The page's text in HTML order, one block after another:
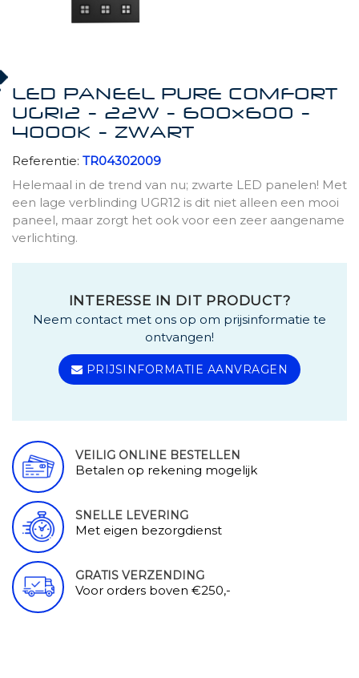
LED PANEEL PURE COMFORT
UGR12 - 22W - 600x600 -
4000K - ZWART
Referentie: TR04302009
Helemaal in de trend van nu; zwarte LED panelen! Met
een lage verblinding UGR12 is dit niet alleen een mooi
paneel, maar zorgt het ook voor een zeer aangename
verlichting.
INTERESSE IN DIT PRODUCT?
Neem contact met ons op om prijsinformatie te
ontvangen!
PRIJSINFORMATIE AANVRAGEN
VEILIG ONLINE BESTELLEN
Betalen op rekening mogelijk
SNELLE LEVERING
Met eigen bezorgdienst
GRATIS VERZENDING
Voor orders boven €250,-